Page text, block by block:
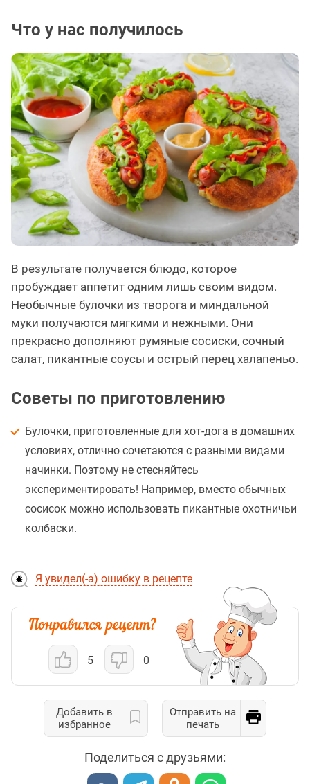
Что у нас получилось
В результате получается блюдо, которое
пробуждает аппетит одним лишь своим видом.
Необычные булочки из творога и миндальной
муки получаются мягкими и нежными. Они
прекрасно дополняют румяные сосиски, сочный
салат, пикантные соусы и острый перец халапеньо.
Советы по приготовлению
Булочки, приготовленные для хот-дога в домашних
условиях, отлично сочетаются с разными видами
начинки. Поэтому не стесняйтесь
экспериментировать! Например, вместо обычных
сосисок можно использовать пикантные охотничьи
колбаски.
Я увидел(-а) ошибку в рецепте
5 0
Добавить в
избранное
Отправить на
печать
Поделиться с друзьями: